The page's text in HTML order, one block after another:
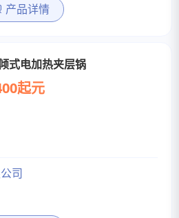
产品详情
式电加热夹层锅
起元
司